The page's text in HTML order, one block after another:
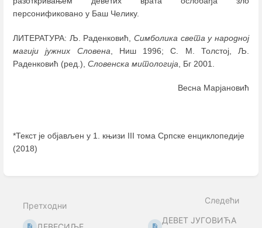
персонификовано у Баш Челику.
ЛИТЕРАТУРА: Љ. Раденковић, Симболика света у народној
магији јужних Словена , Ниш 1996; С. М. Толстој, Љ.
Раденковић (ред.), Словенска митологија , Бг 2001.
Весна Марјановић
*Текст је објављен у 1. књизи III тома Српске енциклопедије
(2018)
mode
Претходни
Следећи
ДЕВЕТ ЈУГОВИЋА